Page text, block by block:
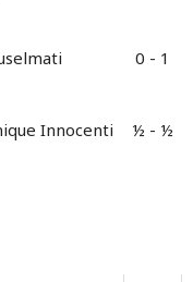
0 - 1
Innocenti
½ - ½